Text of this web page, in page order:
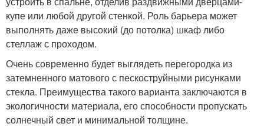
купе или любой другой стенкой. Роль барьера может
выполнять даже высокий (до потолка) шкаф либо
стеллаж с проходом.
Очень современно будет выглядеть перегородка из
затемненного матового с пескоструйными рисунками
стекла. Преимущества такого варианта заключаются в
экологичности материала, его способности пропускать
солнечный свет и минимальной толщине.